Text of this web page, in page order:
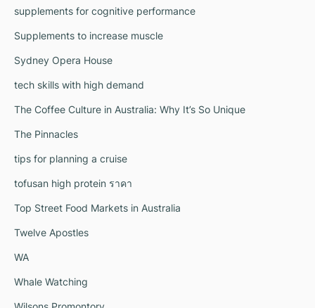
supplements for cognitive performance
Supplements to increase muscle
Sydney Opera House
tech skills with high demand
The Coffee Culture in Australia: Why It’s So Unique
The Pinnacles
tips for planning a cruise
tofusan high protein ราคา
Top Street Food Markets in Australia
Twelve Apostles
WA
Whale Watching